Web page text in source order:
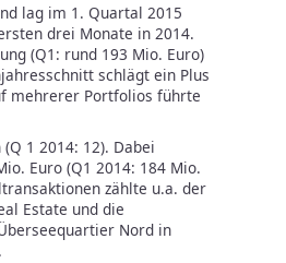
lag im 1. Quartal 2015
drei Monate in 2014.
(Q1: rund 193 Mio. Euro)
schlägt ein Plus
mehrerer Portfolios führte
1 2014: 12). Dabei
Euro (Q1 2014: 184 Mio.
zählte u.a. der
Estate und die
Nord in